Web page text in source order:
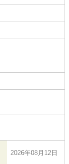
2026年08月12日